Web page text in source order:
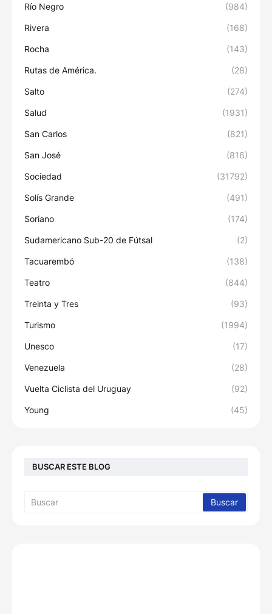
Río Negro (984)
Rivera (168)
Rocha (143)
Rutas de América. (28)
Salto (274)
Salud (1931)
San Carlos (821)
San José (816)
Sociedad (31792)
Solís Grande (491)
Soriano (174)
Sudamericano Sub-20 de Fútsal (2)
Tacuarembó (138)
Teatro (844)
Treinta y Tres (93)
Turismo (1994)
Unesco (17)
Venezuela (28)
Vuelta Ciclista del Uruguay (92)
Young (45)
BUSCAR ESTE BLOG